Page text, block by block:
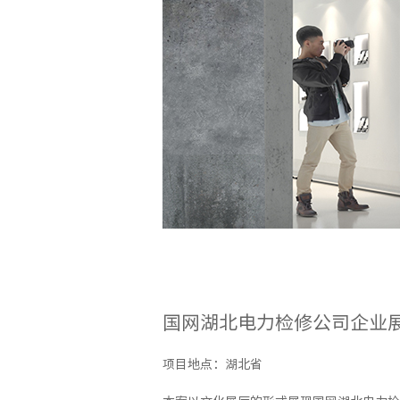
国网湖北电力检修公司企业
项目地点：湖北省